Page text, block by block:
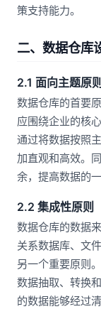
策支持能力。
二、数据仓库
2.1 面向主题原则
数据仓库的首要
应围绕企业的核
通过将数据按照
加直观和高效。
余，提高数据的
2.2 集成性原则
数据仓库的数据
关系数据库、文
另一个重要原则
数据抽取、转换
的数据能够经过